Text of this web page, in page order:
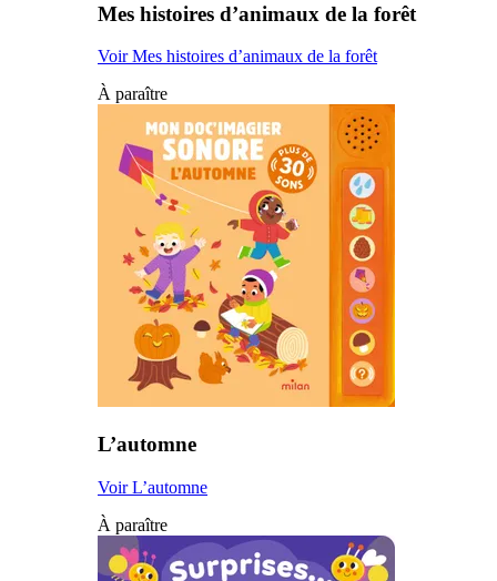
Mes histoires d’animaux de la forêt
Voir Mes histoires d’animaux de la forêt
À paraître
L’automne
Voir L’automne
À paraître